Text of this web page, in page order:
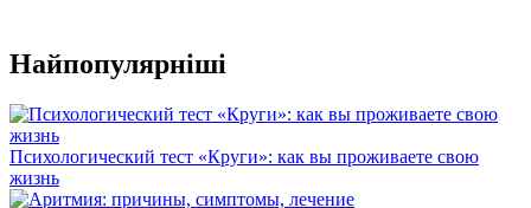
Найпопулярніші
Психологический тест «Круги»: как вы проживаете свою
жизнь